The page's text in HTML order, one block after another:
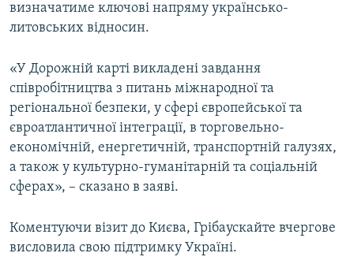
визначатиме ключові напряму українсько-
литовських відносин.
«У Дорожній карті викладені завдання
співробітництва з питань міжнародної та
регіональної безпеки, у сфері європейської та
євроатлантичної інтеграції, в торговельно-
економічній, енергетичній, транспортній галузях,
а також у культурно-гуманітарній та соціальній
сферах», – сказано в заяві.
Коментуючи візит до Києва, Грібаускайте вчергове
висловила свою підтримку Україні.